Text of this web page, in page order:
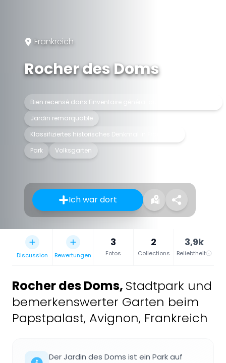
Frankreich
Rocher des Doms
Bien recensé dans l'inventaire général du patrimoine culturel
Jardin remarquable
Klassifiziertes historisches Denkmal in Frankreich
Park
Volksgarten
Ich war dort
Discussion Bewertungen
3
Fotos
2
Collections
3,9k
Beliebtheit
Rocher des Doms, Stadtpark und
bemerkenswerter Garten beim
Papstpalast, Avignon, Frankreich
Der Jardin des Doms ist ein Park auf